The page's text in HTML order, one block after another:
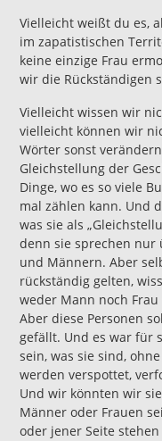
Vielleicht weißt du es,
im zapatistischen
keine einzige Frau
wir die Rückständigen
Vielleicht wissen wir
vielleicht können wir
Wörter sonst
Gleichstellung der
Dinge, wo es so viele
mal zählen kann. Und
was sie als
denn sie sprechen nur
und Männern. Aber
rückständig gelten,
weder Mann noch
Aber diese Personen
gefällt. Und es war für
sein, was sie sind,
werden verspottet,
Und wir könnten wir
Männer oder Frauen
oder jener Seite